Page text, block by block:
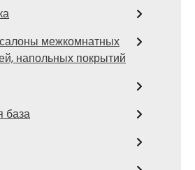
межкомнатных
напольных покрытий
база